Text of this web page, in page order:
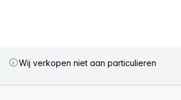
Wij verkopen niet aan particulieren